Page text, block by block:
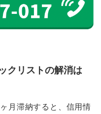
クリストの解消は
月滞納すると、信用情